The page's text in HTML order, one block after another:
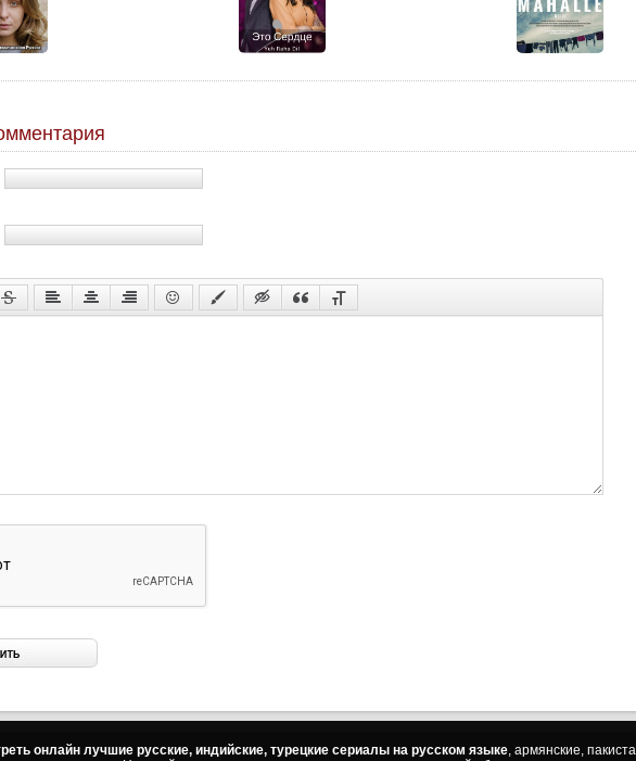
онлайн лучшие русские, индийские, турецкие сериалы на русском языке, армянские,